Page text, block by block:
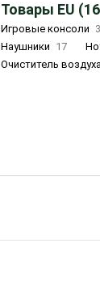
Товары EU
Игровые консоли 3
Наушники 17
Очиститель